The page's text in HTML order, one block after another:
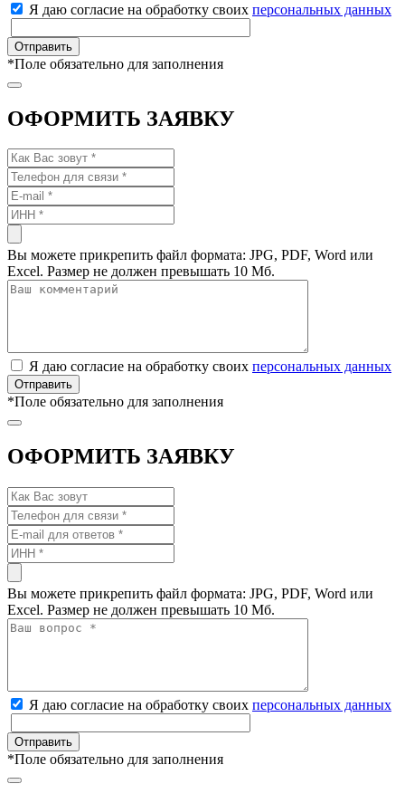
Я даю согласие на обработку своих персональных данных
*Поле обязательно для заполнения
ОФОРМИТЬ ЗАЯВКУ
Вы можете прикрепить файл формата: JPG, PDF, Word или
Excel. Размер не должен превышать 10 Мб.
Я даю согласие на обработку своих персональных данных
*Поле обязательно для заполнения
ОФОРМИТЬ ЗАЯВКУ
Вы можете прикрепить файл формата: JPG, PDF, Word или
Excel. Размер не должен превышать 10 Мб.
Я даю согласие на обработку своих персональных данных
*Поле обязательно для заполнения